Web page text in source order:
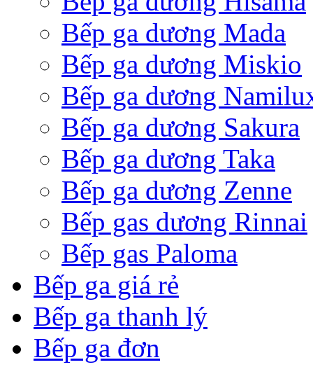
Bếp ga dương Mada
Bếp ga dương Miskio
Bếp ga dương
Bếp ga dương Sakura
Bếp ga dương Taka
Bếp ga dương Zenne
Bếp gas dương Rinnai
Bếp gas Paloma
Bếp ga giá rẻ
Bếp ga thanh lý
Bếp ga đơn